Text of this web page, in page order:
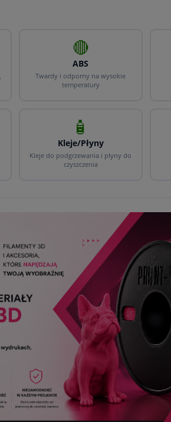
🔴
ABS
Twardy i odporny na wysokie
temperatury
🧴
Kleje/Płyny
Kleje do podgrzewania i płyny do
czyszczenia